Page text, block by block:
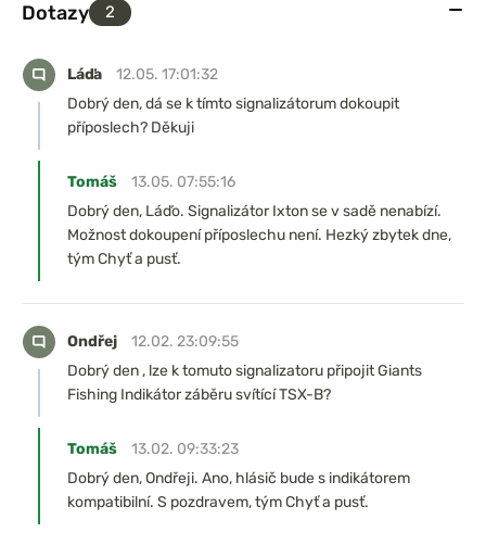
Dotazy 2
Láďa
12.05. 17:01:32
Dobrý den, dá se k tímto signalizátorum dokoupit
příposlech? Děkuji
Tomáš
13.05. 07:55:16
Dobrý den, Láďo. Signalizátor Ixton se v sadě nenabízí.
Možnost dokoupení příposlechu není. Hezký zbytek dne,
tým Chyť a pusť.
Ondřej
12.02. 23:09:55
Dobrý den , lze k tomuto signalizatoru připojit Giants
Fishing Indikátor záběru svítící TSX-B?
Tomáš
13.02. 09:33:23
Dobrý den, Ondřeji. Ano, hlásič bude s indikátorem
kompatibilní. S pozdravem, tým Chyť a pusť.